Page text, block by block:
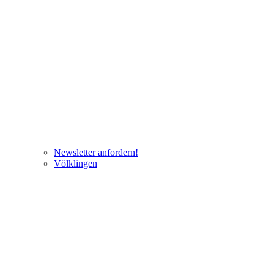
Newsletter anfordern!
Völklingen